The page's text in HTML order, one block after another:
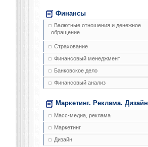
Финансы
Валютные отношения и денежное
обращение
Страхование
Финансовый менеджмент
Банковское дело
Финансовый анализ
Маркетинг. Реклама. Дизайн
Масс-медиа, реклама
Маркетинг
Дизайн